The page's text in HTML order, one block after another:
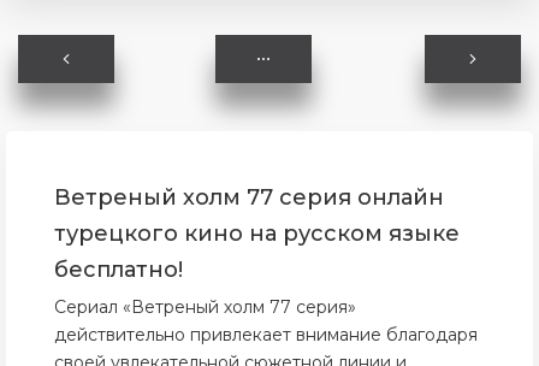
Ветреный холм 77 серия онлайн
турецкого кино на русском языке
бесплатно!
Сериал «Ветреный холм 77 серия»
действительно привлекает внимание благодаря